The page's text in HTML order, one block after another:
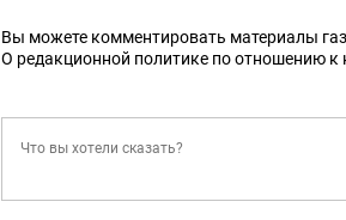
Вы можете комментировать материалы
О редакционной политике по отношению к